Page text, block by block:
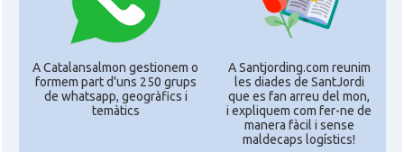
A Catalansalmon gestionem o
formem part d'uns 250 grups
de whatsapp, geogràfics i
temàtics
A Santjording.com reunim
les diades de SantJordi
que es fan arreu del mon,
i expliquem com fer-ne de
manera fàcil i sense
maldecaps logí­stics!